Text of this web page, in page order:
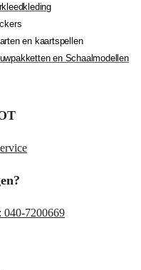
en kaartspellen
en Schaalmodellen
040-7200669